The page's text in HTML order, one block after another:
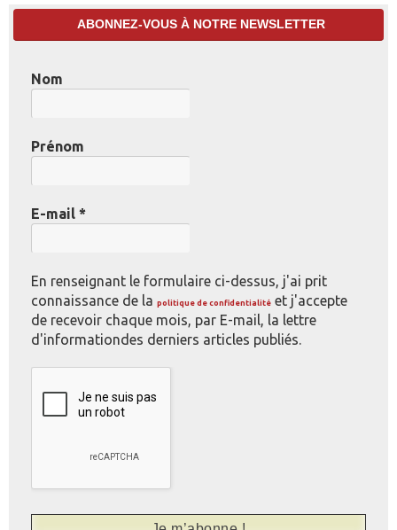
ABONNEZ-VOUS À NOTRE NEWSLETTER
Nom
Prénom
E-mail *
En renseignant le formulaire ci-dessus, j'ai prit
connaissance de la politique de confidentialité et j'accepte
de recevoir chaque mois, par E-mail, la lettre
d'informationdes derniers articles publiés.